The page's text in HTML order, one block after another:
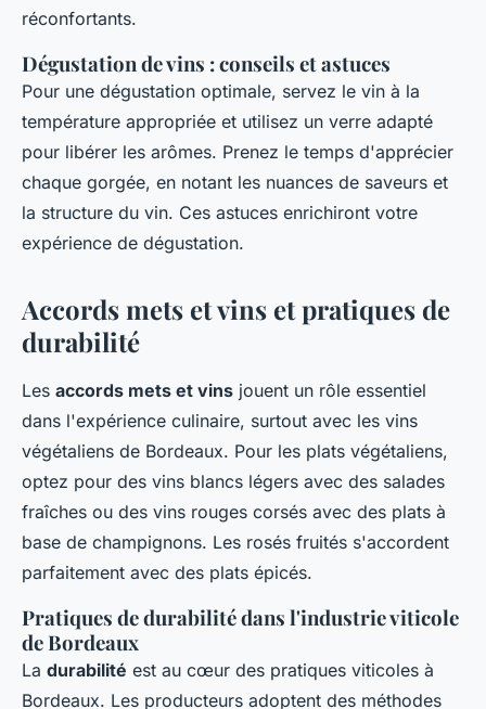
réconfortants.
Dégustation de vins : conseils et astuces
Pour une dégustation optimale, servez le vin à la
température appropriée et utilisez un verre adapté
pour libérer les arômes. Prenez le temps d'apprécier
chaque gorgée, en notant les nuances de saveurs et
la structure du vin. Ces astuces enrichiront votre
expérience de dégustation.
Accords mets et vins et pratiques de
durabilité
Les accords mets et vins jouent un rôle essentiel
dans l'expérience culinaire, surtout avec les vins
végétaliens de Bordeaux. Pour les plats végétaliens,
optez pour des vins blancs légers avec des salades
fraîches ou des vins rouges corsés avec des plats à
base de champignons. Les rosés fruités s'accordent
parfaitement avec des plats épicés.
Pratiques de durabilité dans l'industrie viticole
de Bordeaux
La durabilité est au cœur des pratiques viticoles à
Bordeaux. Les producteurs adoptent des méthodes